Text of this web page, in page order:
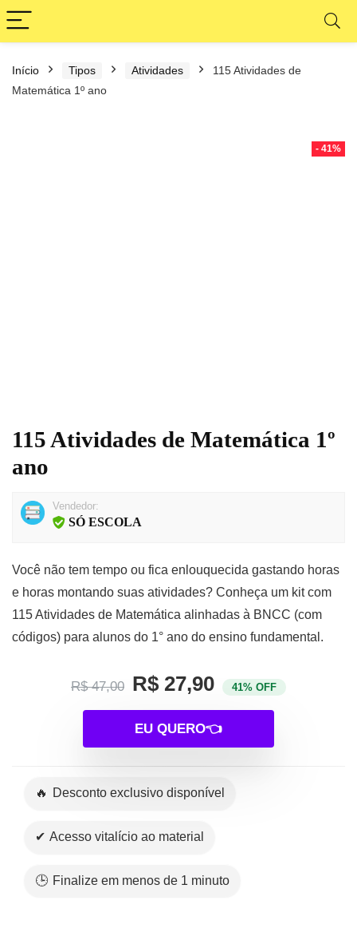
Início Tipos Atividades
115 Atividades de
Matemática 1º ano
- 41%
115 Atividades de Matemática 1º
ano
Vendedor:
SÓ ESCOLA
Você não tem tempo ou fica enlouquecida gastando horas
e horas montando suas atividades? Conheça um kit com
115 Atividades de Matemática alinhadas à BNCC (com
códigos) para alunos do 1° ano do ensino fundamental.
R$ 47,00 R$ 27,90 41% OFF
EU QUERO👈
🔥 Desconto exclusivo disponível
✔ Acesso vitalício ao material
🕒 Finalize em menos de 1 minuto